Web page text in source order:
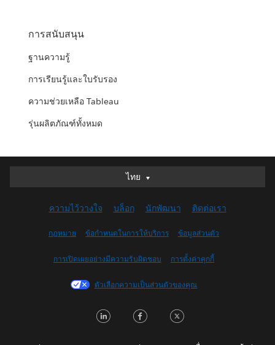
การสนับสนุน
ฐานความรู้
การเรียนรู้และใบรับรอง
ความช่วยเหลือ Tableau
รุ่นผลิตภัณฑ์ทั้งหมด
ไทย
ไทย
English (UK)
English (US)
Français (Canada)
Français (France)
日本語
ความไว้วางใจ บล็อก นักพัฒนา ติดต่อเรา
กฎหมาย ข้อกำหนดในการให้บริการ ข้อมูลส่วนตัว
การเปิดเผยอย่างมีความรับผิดชอบ การตั้งค่าคุกกี้
ตัวเลือกความเป็นส่วนตัวของคุณ
LinkedInFacebook